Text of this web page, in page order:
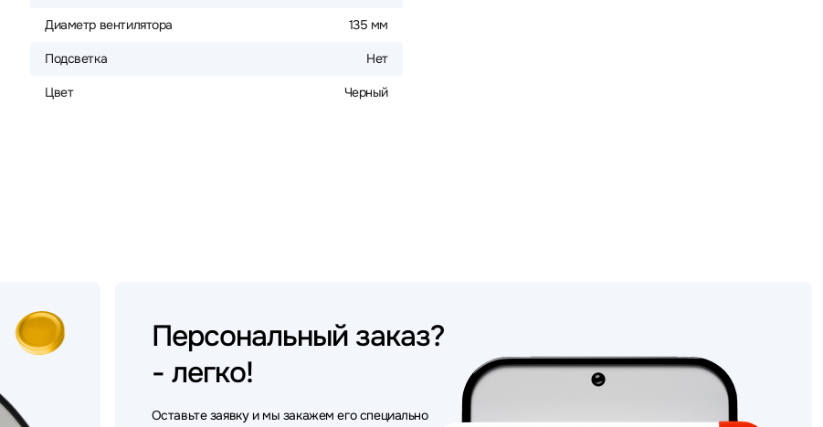
Диаметр вентилятора 135 мм
Подсветка Нет
Цвет Черный
Персональный заказ?
- легко!
Оставьте заявку и мы закажем его специально